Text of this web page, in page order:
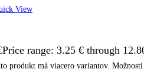
View
Price range: 3.25 € through
produkt má viacero variantov.